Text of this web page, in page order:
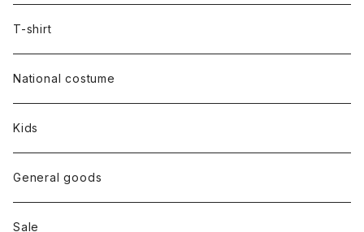
Outer
Dress
Tops
Bottoms
Shoes
T-shirt
National costume
Kids
General goods
Sale